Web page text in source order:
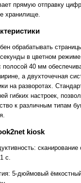
прямую отправку
хранилище.
обрабатывать
в цветном
40 мм
а двухточечная
на разворотах.
гибких настроек,
к различным типам
kiosk
сканирование
с.
5-дюймовый